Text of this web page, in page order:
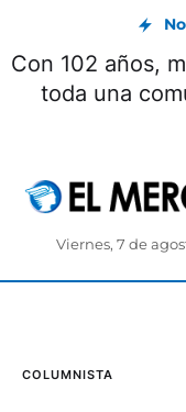
Con 102 años,
toda una
Viernes, 7 de
COLUMNISTA